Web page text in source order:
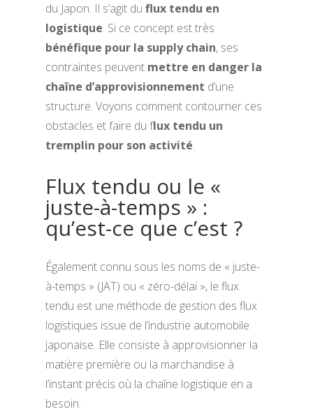
du Japon. Il s’agit du flux tendu en
logistique. Si ce concept est très
bénéfique pour la supply chain, ses
contraintes peuvent mettre en danger la
chaîne d’approvisionnement d’une
structure. Voyons comment contourner ces
obstacles et faire du flux tendu un
tremplin pour son activité.
Flux tendu ou le «
juste-à-temps » :
qu’est-ce que c’est ?
Également connu sous les noms de « juste-
à-temps » (JAT) ou « zéro-délai », le flux
tendu est une méthode de gestion des flux
logistiques issue de l’industrie automobile
japonaise. Elle consiste à approvisionner la
matière première ou la marchandise à
l’instant précis où la chaîne logistique en a
besoin.